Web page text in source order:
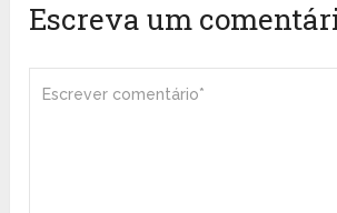
Escreva um